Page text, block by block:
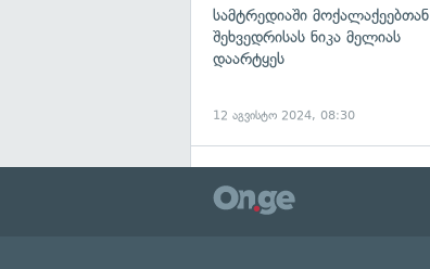
სამტრედიაში მოქალაქეებთან
შეხვედრისას ნიკა მელიას
დაარტყეს
12 აგვისტო 2024, 08:30